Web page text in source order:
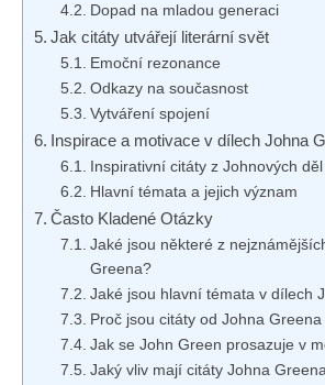
Dopad na mladou generaci
Jak citáty utvářejí literární svět
Emoční rezonance
Odkazy na současnost
Vytváření spojení
Inspirace a motivace v dílech Johna
Inspirativní citáty z Johnových děl
Hlavní témata a jejich význam
Často Kladené Otázky
Jaké jsou některé z
Greena?
Jaké jsou hlavní témata v dílech
Proč jsou citáty od Johna
Jak se John Green prosazuje v
Jaký vliv mají citáty Johna